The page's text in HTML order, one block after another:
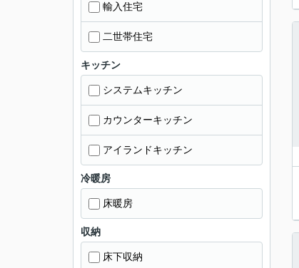
輸入住宅
二世帯住宅
キッチン
システムキッチン
カウンターキッチン
アイランドキッチン
冷暖房
床暖房
収納
床下収納